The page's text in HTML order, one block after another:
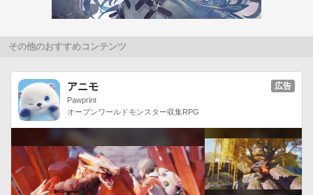
その他のおすすめコンテンツ
アニモ
Pawprint
オープンワールドモンスター収集RPG
広告